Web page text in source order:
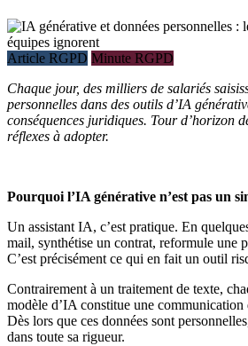
Article RGPD Minute RGPD
Chaque jour, des milliers de salariés
personnelles dans des outils d’IA
conséquences juridiques. Tour d’horizon
réflexes à adopter.
Pourquoi l’IA générative n’est pas un
Un assistant IA, c’est pratique. En
mail, synthétise un contrat, reformule une
C’est précisément ce qui en fait un outil
Contrairement à un traitement de texte,
modèle d’IA constitue une communication
Dès lors que ces données sont
dans toute sa rigueur.